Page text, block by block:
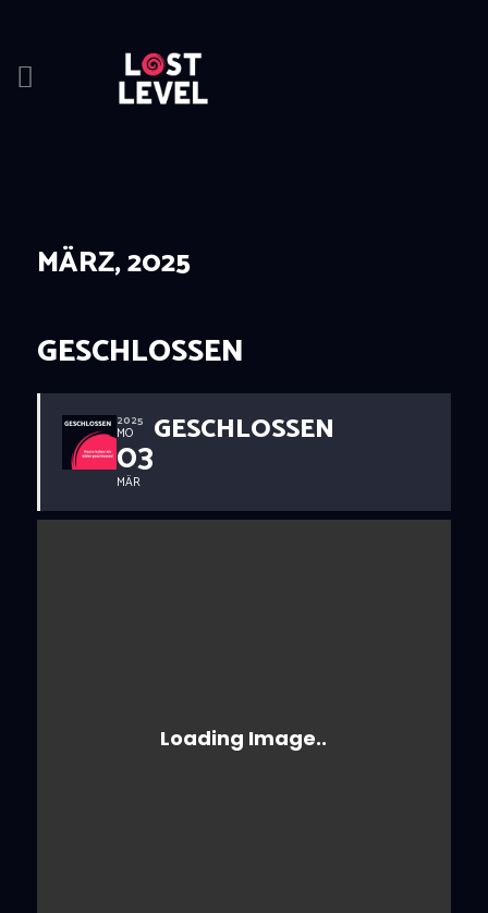
EVENTS
ABOUT
RESERVIERUNG
MÄRZ, 2025
GESCHLOSSEN
2025
MO
03
MÄR
GESCHLOSSEN